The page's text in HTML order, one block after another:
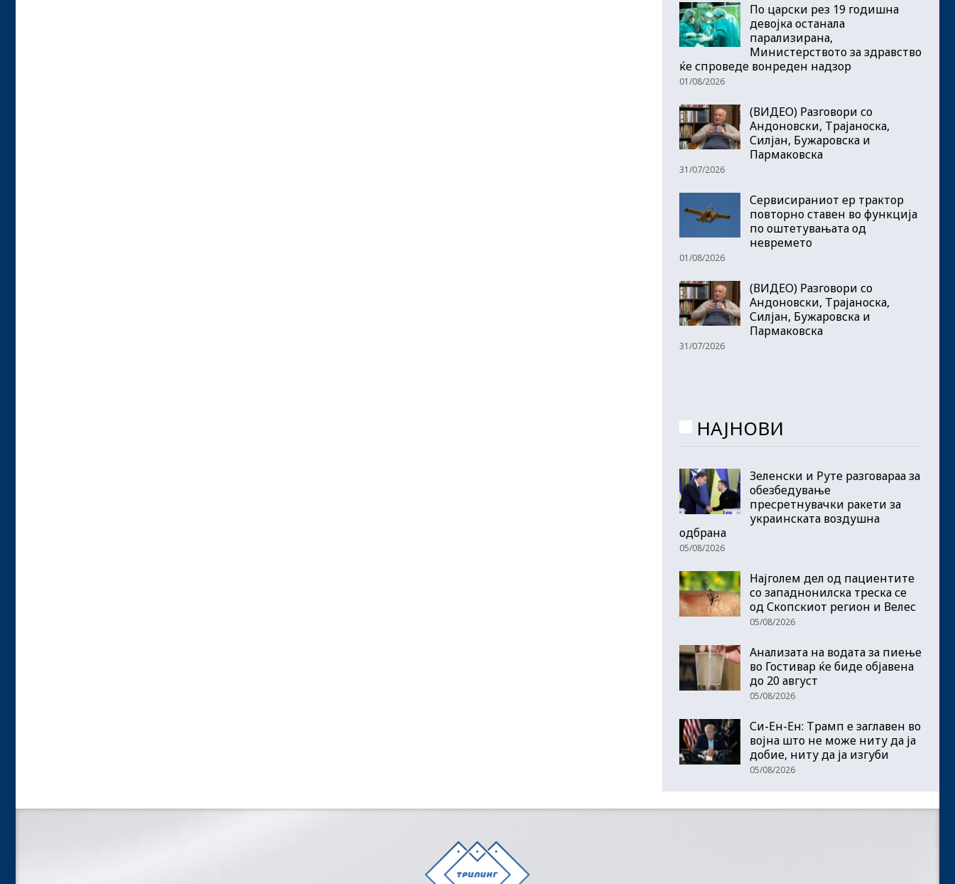
По царски рез 19 годишна
девојка останала
парализирана,
Министерството за здравство
ќе спроведе вонреден надзор
01/08/2026
(ВИДЕО) Разговори со
Андоновски, Трајаноска,
Силјан, Бужаровска и
Пармаковска
31/07/2026
Сервисираниот ер трактор
повторно ставен во функција
по оштетувањата од
невремето
01/08/2026
(ВИДЕО) Разговори со
Андоновски, Трајаноска,
Силјан, Бужаровска и
Пармаковска
31/07/2026
НАЈНОВИ
Зеленски и Руте разговараа за
обезбедување
пресретнувачки ракети за
украинската воздушна
одбрана
05/08/2026
Најголем дел од пациентите
сo западнонилска треска се
од Скопскиот регион и Велес
05/08/2026
Анализата на водата за пиење
во Гостивар ќе биде објавена
до 20 август
05/08/2026
Си-Ен-Ен: Трамп е заглавен во
војна што не може ниту да ја
добие, ниту да ја изгуби
05/08/2026